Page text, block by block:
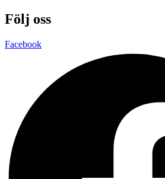
Följ oss
Facebook